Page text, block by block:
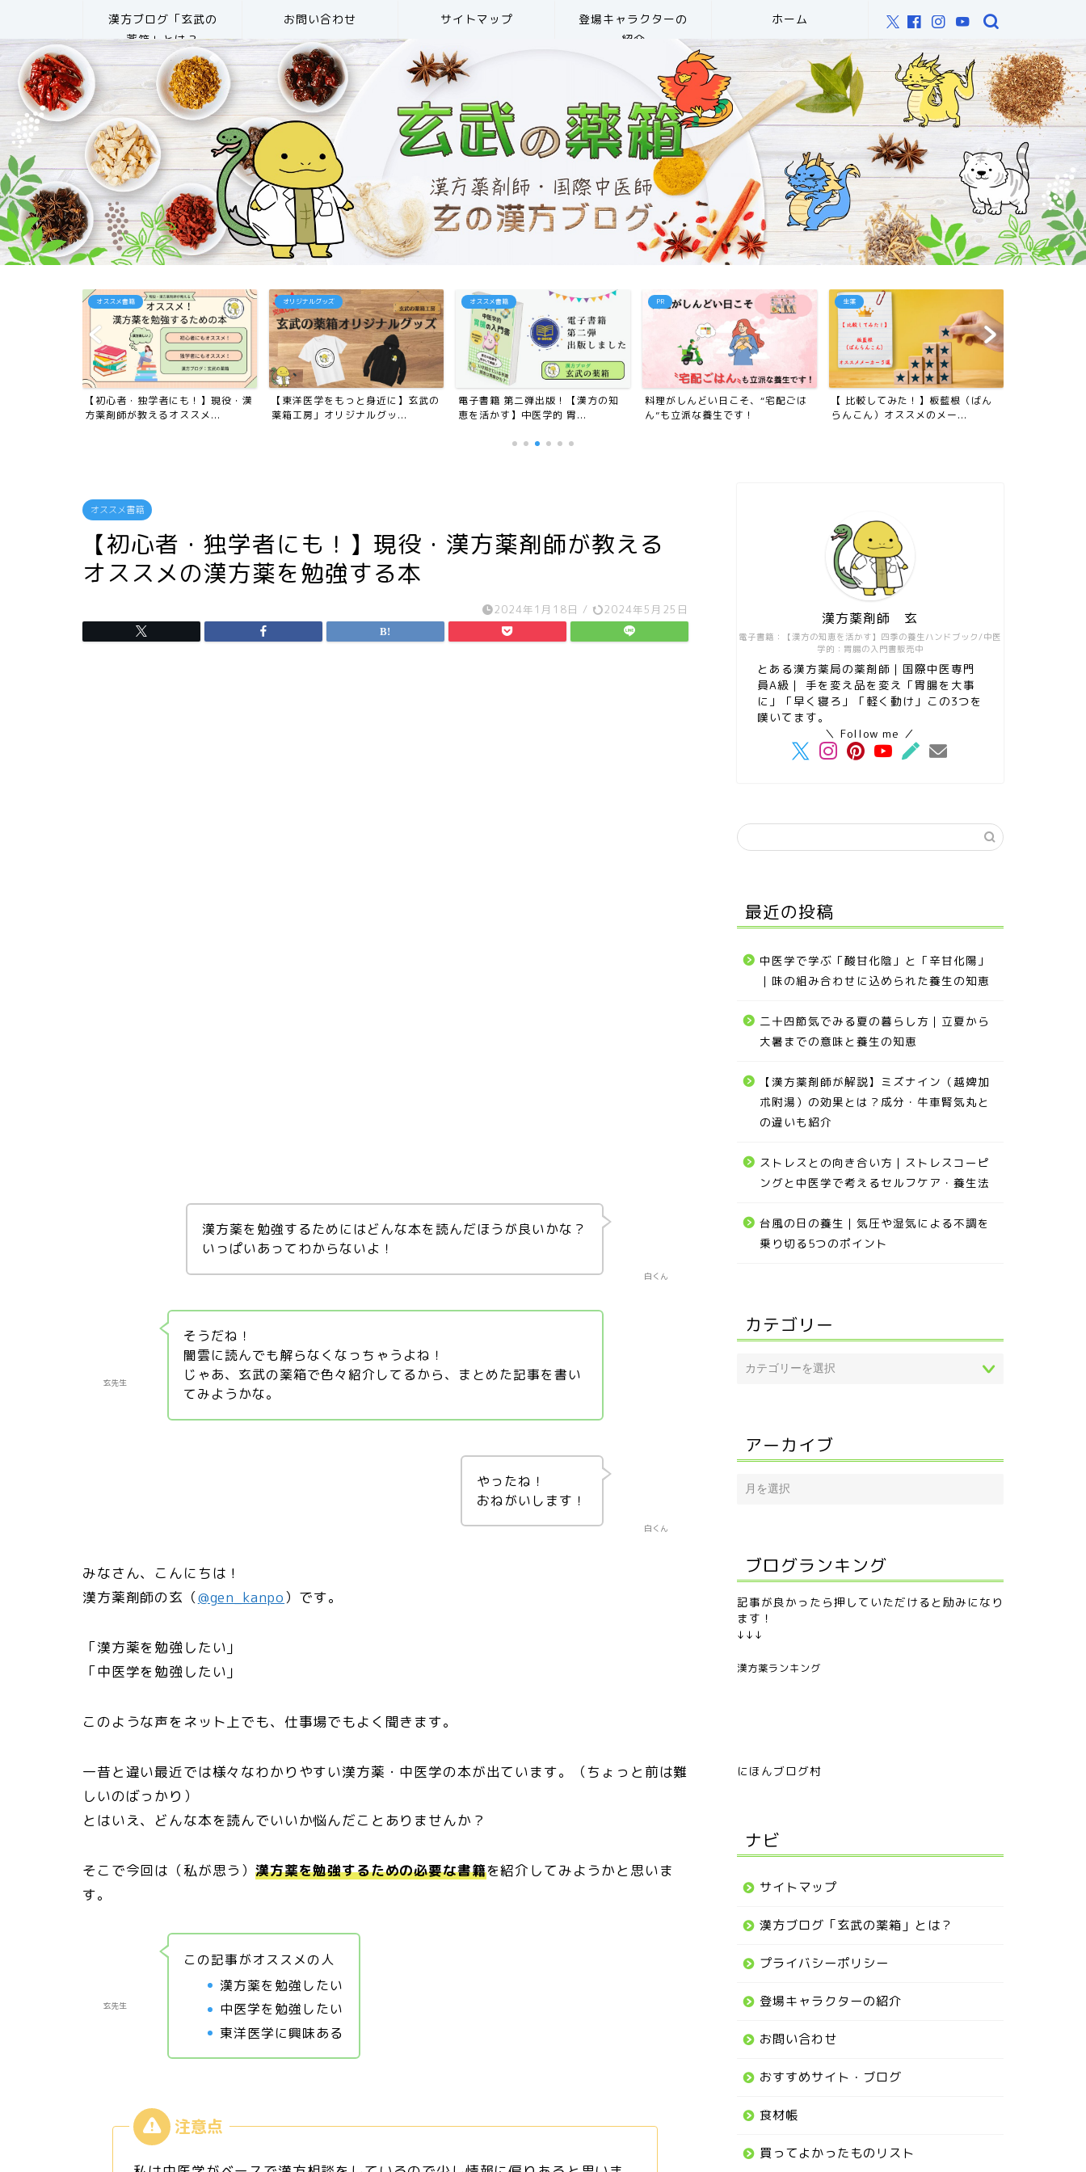
漢方ブログ「玄武の
薬箱」とは？
お問い合わせ サイトマップ
登場キャラクターの
紹介
ホーム
オススメ書籍
【初心者・独学者にも！】現役・漢
方薬剤師が教えるオススメ...
オリジナルグッズ
【東洋医学をもっと身近に】玄武の
薬箱工房」オリジナルグッ...
オススメ書籍
電子書籍 第二弾出版！【漢方の知
恵を活かす】中医学的 胃...
PR
料理がしんどい日こそ、“宅配ごは
ん”も立派な養生です！
生薬
【 比較してみた！】板藍根（ばん
らんこん）オススメのメー...
オススメ書籍
【初心者・独学者にも！】現役・漢方薬剤師が教える
オススメの漢方薬を勉強する本
2024年1月18日 / 2024年5月25日
白くん
漢方薬を勉強するためにはどんな本を読んだほうが良いかな？
いっぱいあってわからないよ！
玄先生
そうだね！
闇雲に読んでも解らなくなっちゃうよね！
じゃあ、玄武の薬箱で色々紹介してるから、まとめた記事を書い
てみようかな。
白くん
やったね！
おねがいします！
みなさん、こんにちは！
漢方薬剤師の玄（@gen_kanpo）です。
「漢方薬を勉強したい」
「中医学を勉強したい」
このような声をネット上でも、仕事場でもよく聞きます。
一昔と違い最近では様々なわかりやすい漢方薬・中医学の本が出ています。（ちょっと前は難
しいのばっかり）
とはいえ、どんな本を読んでいいか悩んだことありませんか？
そこで今回は（私が思う）漢方薬を勉強するための必要な書籍を紹介してみようかと思いま
す。
玄先生
この記事がオススメの人
漢方薬を勉強したい
中医学を勉強したい
東洋医学に興味ある
電子書籍：【漢方の知恵を活かす】四季の養生ハンドブック/中医
学的：胃腸の入門書販売中
漢方薬剤師 玄
とある漢方薬局の薬剤師｜国際中医専門
員A級｜ 手を変え品を変え「胃腸を大事
に」「早く寝ろ」「軽く動け」この3つを
嘆いてます。
＼ Follow me ／
最近の投稿
中医学で学ぶ「酸甘化陰」と「辛甘化陽」
｜味の組み合わせに込められた養生の知恵
二十四節気でみる夏の暮らし方｜立夏から
大暑までの意味と養生の知恵
【漢方薬剤師が解説】ミズナイン（越婢加
朮附湯）の効果とは？成分・牛車腎気丸と
の違いも紹介
ストレスとの向き合い方｜ストレスコーピ
ングと中医学で考えるセルフケア・養生法
台風の日の養生｜気圧や湿気による不調を
乗り切る5つのポイント
カテゴリー
アーカイブ
ブログランキング
記事が良かったら押していただけると励みになり
ます！
↓↓↓
漢方薬ランキング
にほんブログ村
ナビ
サイトマップ
漢方ブログ「玄武の薬箱」とは？
プライバシーポリシー
登場キャラクターの紹介
お問い合わせ
おすすめサイト・ブログ
食材帳
買ってよかったものリスト